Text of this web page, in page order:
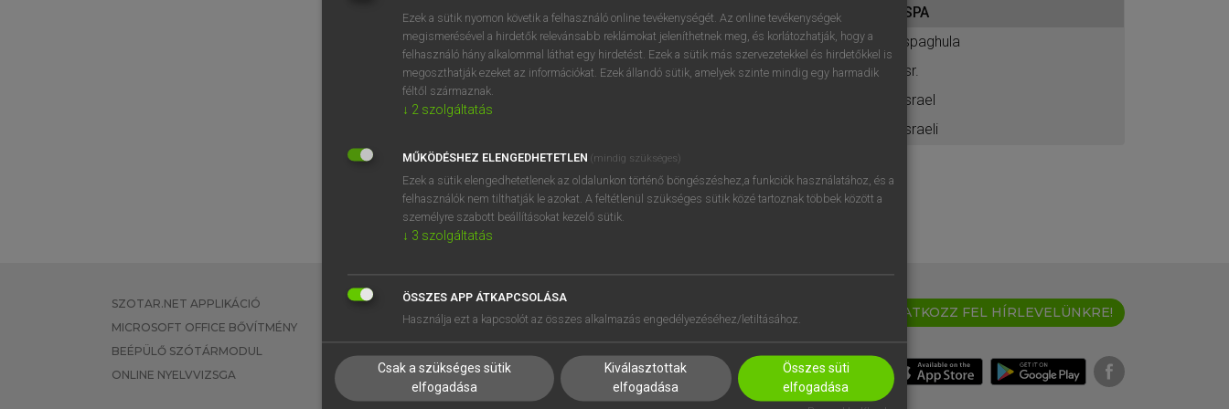
BELÉPÉS
próbaverziójának elindításához
regisztrálok ésbelépek.
REGISZTRÁCIÓ
ISPA
ispaghula
Isr.
Israel
Israeli
SZOTAR.NET APPLIKÁCIÓ
MICROSOFT OFFICE BŐVÍTMÉNY
BEÉPÜLŐ SZÓTÁRMODUL
ONLINE NYELVVIZSGA
EGYÉNI FELHASZNÁLÓKNAK
TANULÓKNAK
VÁLLALATI MEGOLDÁSOK
SÚGÓ
RÓLUNK
SÜTI BEÁLLÍTÁSOK
IRATKOZZ FEL HÍRLEVELÜNKRE!
Ezek a sütik nyomon követik a felhasználó online tevékenységét. Az online tevékenységek
megismerésével a hirdetők relevánsabb reklámokat jeleníthetnek meg, és korlátozhatják, hogy a
felhasználó hány alkalommal láthat egy hirdetést. Ezek a sütik más szervezetekkel és hirdetőkkel is
megoszthatják ezeket az információkat. Ezek állandó sütik, amelyek szinte mindig egy harmadik
féltől származnak.
↓ 2 szolgáltatás
MŰKÖDÉSHEZ ELENGEDHETETLEN (mindig szükséges)
Ezek a sütik elengedhetetlenek az oldalunkon történő böngészéshez,a funkciók használatához, és a
felhasználók nem tilthatják le azokat. A feltétlenül szükséges sütik közé tartoznak többek között a
személyre szabott beállításokat kezelő sütik.
↓ 3 szolgáltatás
ÖSSZES APP ÁTKAPCSOLÁSA
Használja ezt a kapcsolót az összes alkalmazás engedélyezéséhez/letiltásához.
Csak a szükséges sütik
elfogadása
Kiválasztottak
elfogadása
Összes süti
elfogadása